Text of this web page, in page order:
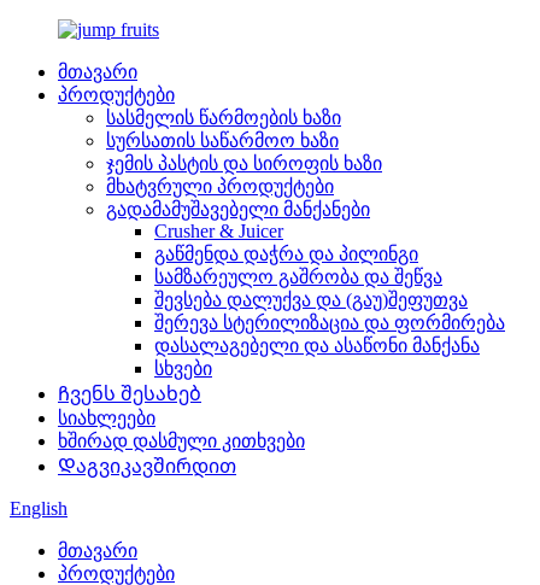
მთავარი
პროდუქტები
სასმელის წარმოების ხაზი
სურსათის საწარმოო ხაზი
ჯემის პასტის და სიროფის ხაზი
მხატვრული პროდუქტები
გადამამუშავებელი მანქანები
Crusher & Juicer
გაწმენდა დაჭრა და პილინგი
სამზარეულო გაშრობა და შეწვა
შევსება დალუქვა და (გაუ)შეფუთვა
შერევა სტერილიზაცია და ფორმირება
დასალაგებელი და ასაწონი მანქანა
სხვები
Ჩვენს შესახებ
სიახლეები
ხშირად დასმული კითხვები
Დაგვიკავშირდით
English
მთავარი
პროდუქტები